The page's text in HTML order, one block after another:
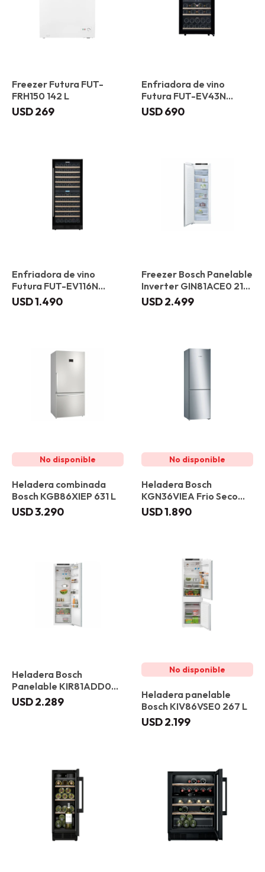
Freezer Futura FUT-
FRH150 142 L
USD269
Enfriadora de vino
Futura FUT-EV43N
Vidrio Negro
USD690
Enfriadora de vino
Futura FUT-EV116N
Vidrio Negro
USD1.490
Freezer Bosch Panelable
Inverter GIN81ACE0 212
LUSD2.499
Heladera combinada
Bosch KGB86XIEP 631 L
USD3.290
Heladera Bosch
KGN36VIEA Frio Seco
326 L
USD1.890
Heladera Bosch
Panelable KIR81ADD0
310 L
USD2.289
Heladera panelable
Bosch KIV86VSE0 267 L
USD2.199